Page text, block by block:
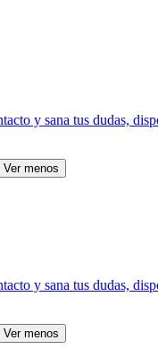
y sana tus dudas,
Ver menos
y sana tus dudas,
Ver menos